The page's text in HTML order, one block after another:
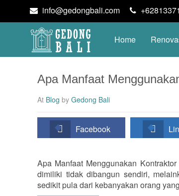
info@gedongbali.com
Home
Apa Manfaat
At Blog by Gedong Bali
Facebook
Apa Manfaat Menggunakan
dimiliki tidak dibangun sendiri,
sedikit pula dari kebanyakan orang